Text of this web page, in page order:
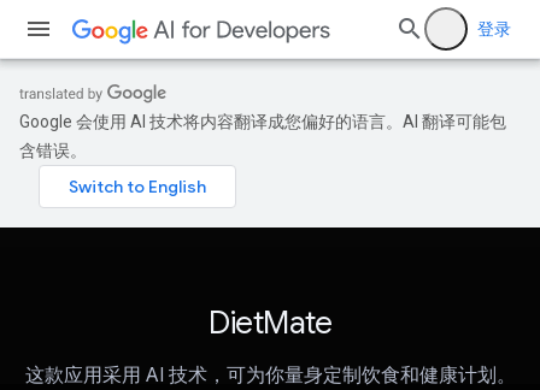
登录
Google 会使用 AI 技术将内容翻译成您偏好的语言。AI 翻译可能包
含错误。
DietMate
这款应用采用 AI 技术，可为你量身定制饮食和健康计划。